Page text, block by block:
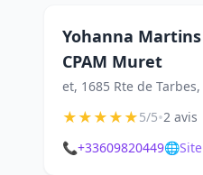
Yohanna
CPAM Muret
et, 1685 Rte de
★★★★★5/5•2 avis
📞+33609820449🌐